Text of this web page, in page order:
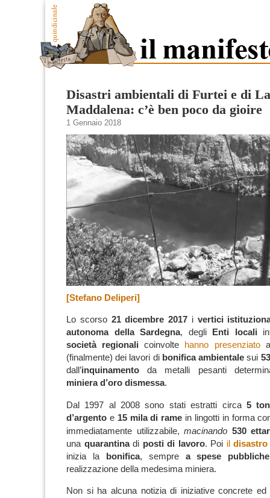
Disastri ambientali di Furtei e di La
Maddalena: c’è ben poco da gioire
1 Gennaio 2018
[Stefano Deliperi]
Lo scorso 21 dicembre 2017 i vertici
autonoma della Sardegna, degli Enti locali
società regionali coinvolte hanno presenziato
(finalmente) dei lavori di bonifica ambientale sui
dall’inquinamento da metalli pesanti
miniera d’oro dismessa.
Dal 1997 al 2008 sono stati estratti circa 5
d’argento e 15 mila di rame in lingotti in forma
immediatamente utilizzabile,macinando 530
una quarantina di posti di lavoro. Poi il disastro
inizia la
bonifica, sempre a spese pubbliche
realizzazione della medesima miniera.
Non si ha alcuna notizia di iniziative concrete ed